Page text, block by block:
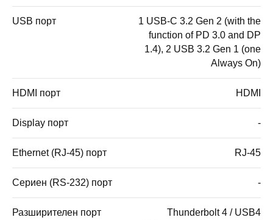
USB порт
1 USB-C 3.2 Gen 2 (with the
function of PD 3.0 and DP
1.4), 2 USB 3.2 Gen 1 (one
Always On)
HDMI порт HDMI
Display порт -
Ethernet (RJ-45) порт RJ-45
Сериен (RS-232) порт -
Разширителен порт
Thunderbolt 4 / USB4